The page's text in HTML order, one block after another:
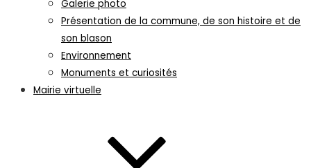
Galerie photo
Présentation de la commune, de son histoire et de
son blason
Environnement
Monuments et curiosités
Mairie virtuelle